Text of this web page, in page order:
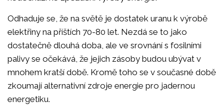
Odhaduje se, že na světě je dostatek uranu k výrobě
elektřiny na příštích 70-80 let. Nezdá se to jako
dostatečně dlouhá doba, ale ve srovnání s fosilními
palivy se očekává, že jejich zásoby budou ubývat v
mnohem kratší době. Kromě toho se v současné době
zkoumají alternativní zdroje energie pro jadernou
energetiku.